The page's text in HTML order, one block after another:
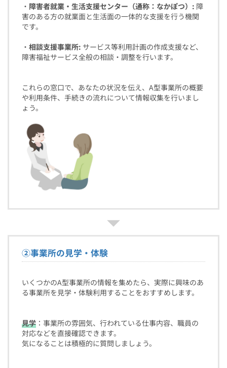
・ 障害者就業・生活支援センター（通称：なかぽつ）: 障
害のある方の就業面と生活面の一体的な支援を行う機関
です。
・ 相談支援事業所: サービス等利用計画の作成支援など、
障害福祉サービス全般の相談・調整を行います。
これらの窓口で、あなたの状況を伝え、A型事業所の概要
や利用条件、手続きの流れについて情報収集を行いまし
ょう。
②事業所の見学・体験
いくつかのA型事業所の情報を集めたら、実際に興味のあ
る事業所を見学・体験利用することをおすすめします。
見学 ：事業所の雰囲気、行われている仕事内容、職員の
対応などを直接確認できます。
気になることは積極的に質問しましょう。